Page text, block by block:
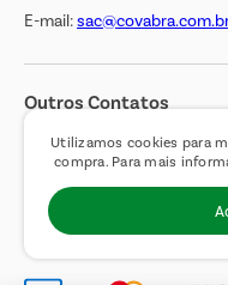
Utilizamos cookies para
compra. Para mais
E-mail:
Outros Contatos
Negócios Imobiliários
Trabalhe Conosco